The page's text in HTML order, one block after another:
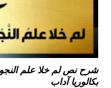
شرح نص لم خلا علم
بكالوريا آداب